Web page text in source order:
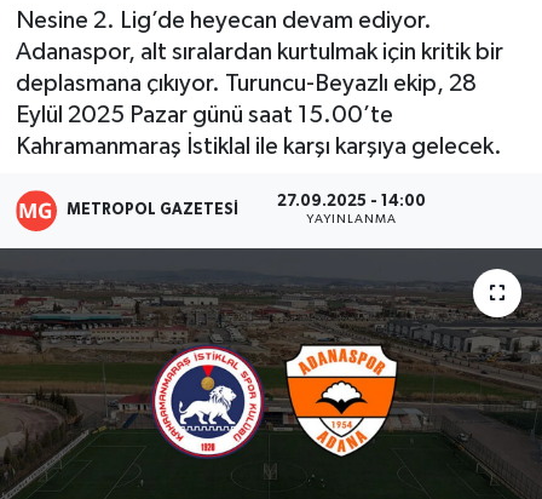
Nesine 2. Lig’de heyecan devam ediyor.
Adanaspor, alt sıralardan kurtulmak için kritik bir
deplasmana çıkıyor. Turuncu-Beyazlı ekip, 28
Eylül 2025 Pazar günü saat 15.00’te
Kahramanmaraş İstiklal ile karşı karşıya gelecek.
METROPOL GAZETESI 27.09.2025 - 14:00
YAYINLANMA